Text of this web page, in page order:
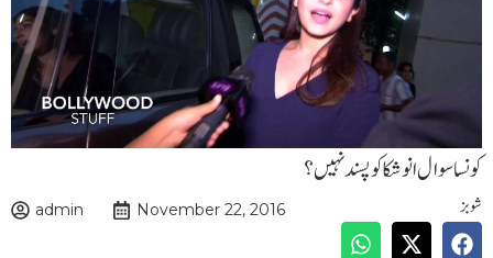
سوال انوشکا کو پسند نہیں؟
admin November 22, 2016